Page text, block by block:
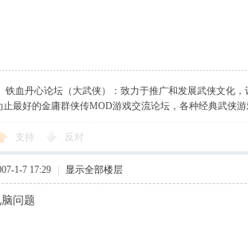
铁血丹心论坛（大武侠）：致力于推广和发展武侠文化
最好的金庸群侠传MOD游戏交流论坛，各种经典武侠
支持 反对
1-7 17:29 显示全部楼层
问题